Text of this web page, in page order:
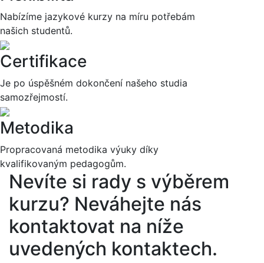
Nabízíme jazykové kurzy na míru potřebám
našich studentů.
Certifikace
Je po úspěšném dokončení našeho studia
samozřejmostí.
Metodika
Propracovaná metodika výuky díky
kvalifikovaným pedagogům.
Nevíte si rady s výběrem
kurzu? Neváhejte nás
kontaktovat na níže
uvedených kontaktech.